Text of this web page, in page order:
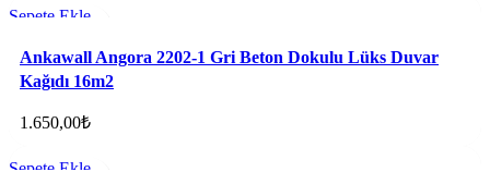
Sepete Ekle
Ankawall Angora 2202-1 Gri Beton Dokulu Lüks Duvar
Kağıdı 16m2
1.650,00₺
Sepete Ekle